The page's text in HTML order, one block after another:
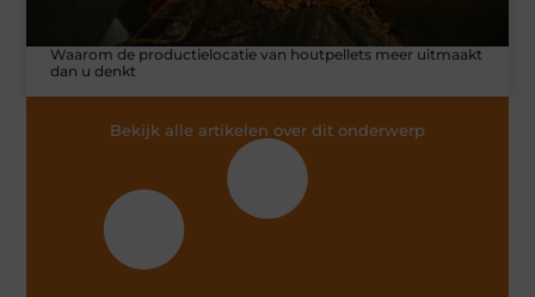
Waarom de productielocatie van houtpellets meer uitmaakt
dan u denkt
Bekijk alle artikelen over dit onderwerp